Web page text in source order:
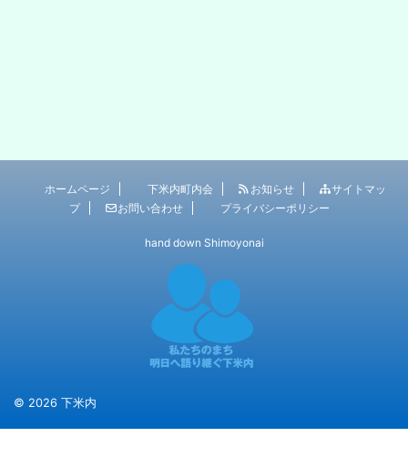
ホームページ 下米内町内会 お知らせ
サイトマッ
プ
お問い合わせ プライバシーポリシー
hand down Shimoyonai
© 2026 下米内